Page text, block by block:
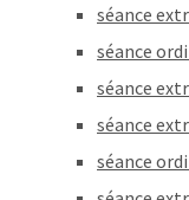
séance
séance
séance
séance
séance